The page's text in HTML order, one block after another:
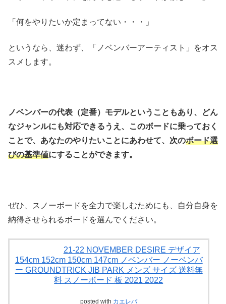
「何をやりたいか定まってない・・・」
というなら、迷わず、「ノベンバーアーティスト」をオス
スメします。
ノベンバーの代表（定番）モデルということもあり、どん
なジャンルにも対応できるうえ、
このボードに乗っておく
ことで、あなたのやりたいことにあわせて、次のボード選
びの基準値にすることができます。
ぜひ、スノーボードを全力で楽しむためにも、自分自身を
納得させられるボードを選んでください。
21-22 NOVEMBER DESIRE デザイア
154cm 152cm 150cm 147cm ノベンバー ノーベンバ
ー GROUNDTRICK JIB PARK メンズ サイズ 送料無
料 スノーボード 板 2021 2022
posted with カエレバ